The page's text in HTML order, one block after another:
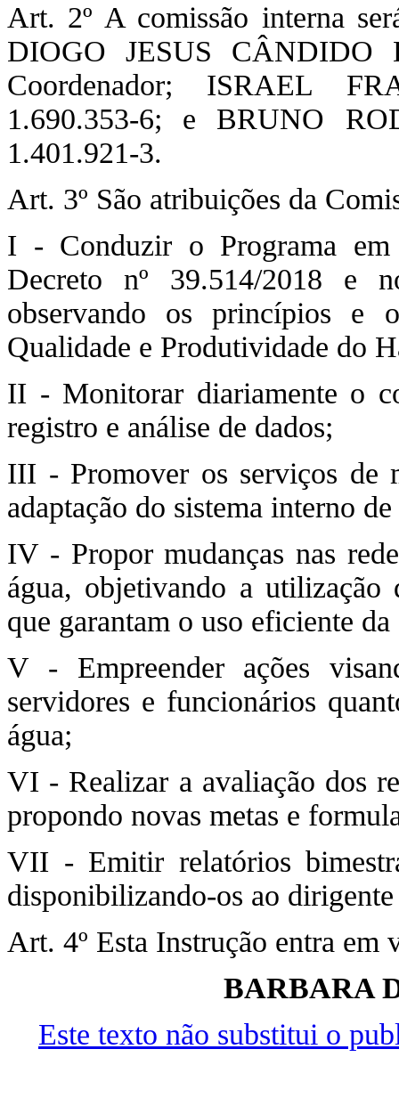
Art. 2º A comissão interna
DIOGO JESUS CÂNDIDO
Coordenador; ISRAEL
1.690.353-6; e BRUNO
1.401.921-3.
Art. 3º São atribuições da
I - Conduzir o Programa em
Decreto nº 39.514/2018 e
observando os princípios e
Qualidade e Produtividade do
II - Monitorar diariamente o
registro e análise de dados;
III - Promover os serviços de
adaptação do sistema interno
IV - Propor mudanças nas
água, objetivando a utilização
que garantam o uso eficiente da
V - Empreender ações
servidores e funcionários
água;
VI - Realizar a avaliação dos
propondo novas metas e
VII - Emitir relatórios
disponibilizando-os ao
Art. 4º Esta Instrução entra em
BARBARA
Este texto não substitui o